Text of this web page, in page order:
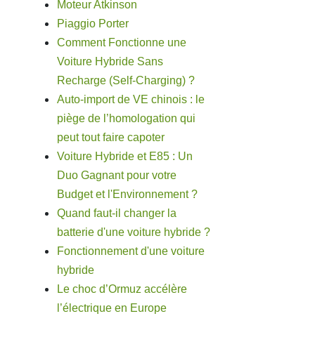
Moteur Atkinson
Piaggio Porter
Comment Fonctionne une
Voiture Hybride Sans
Recharge (Self-Charging) ?
Auto-import de VE chinois : le
piège de l’homologation qui
peut tout faire capoter
Voiture Hybride et E85 : Un
Duo Gagnant pour votre
Budget et l'Environnement ?
Quand faut-il changer la
batterie d'une voiture hybride ?
Fonctionnement d'une voiture
hybride
Le choc d’Ormuz accélère
l’électrique en Europe